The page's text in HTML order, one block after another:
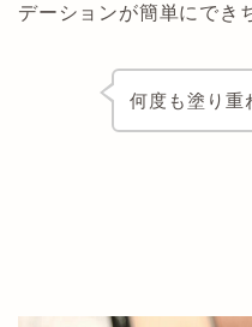
デーションが簡単にでき
何度も塗り重